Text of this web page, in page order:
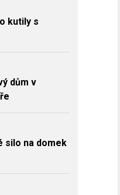
kutily s
dům v
silo na domek